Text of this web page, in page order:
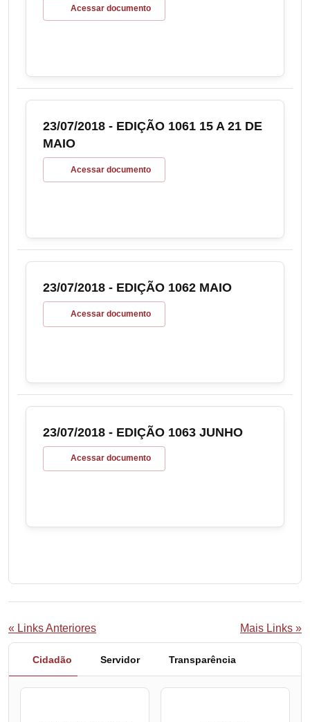
Acessar documento
23/07/2018 - EDIÇÃO 1061 15 A 21 DE
MAIO
Acessar documento
23/07/2018 - EDIÇÃO 1062 MAIO
Acessar documento
23/07/2018 - EDIÇÃO 1063 JUNHO
Acessar documento
« Links Anteriores Mais Links »
Cidadão Servidor Transparência